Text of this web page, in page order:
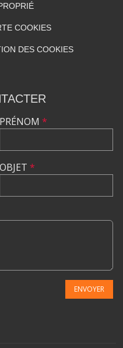
COOKIES
DES COOKIES
PRÉNOM *
OBJET *
ENVOYER